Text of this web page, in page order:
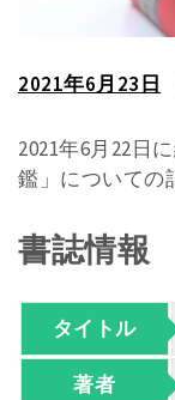
2021年6月23日
2021年6月22日
鑑」についての
書誌情報
タイトル
著者